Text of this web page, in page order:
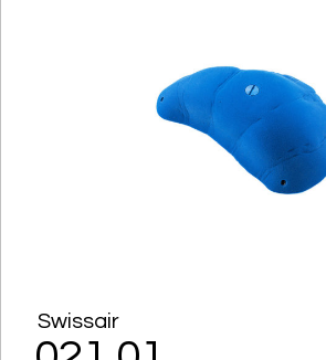
Swissair